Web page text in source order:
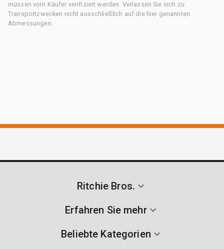
müssen vom Käufer verifiziert werden. Verlassen Sie sich zu
Transportzwecken nicht ausschließlich auf die hier genannten
Abmessungen.
Ritchie Bros.
Erfahren Sie mehr
Beliebte Kategorien